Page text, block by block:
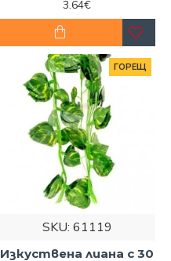
телефон:
0894 475
3.64€
ГОРЕЩ
SKU: 61119
Изкуствена лиана с 30